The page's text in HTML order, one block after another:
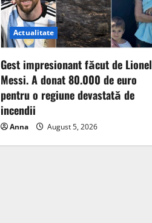
Actualitate
Gest impresionant făcut de Lionel
Messi. A donat 80.000 de euro
pentru o regiune devastată de
incendii
Anna August 5, 2026